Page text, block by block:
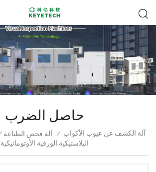
حاصل الضرب
آلة فحص الطباعة / آلة الكشف عن عيوب الأكواب
البلاستيكية الورقية الأوتوماتيكية